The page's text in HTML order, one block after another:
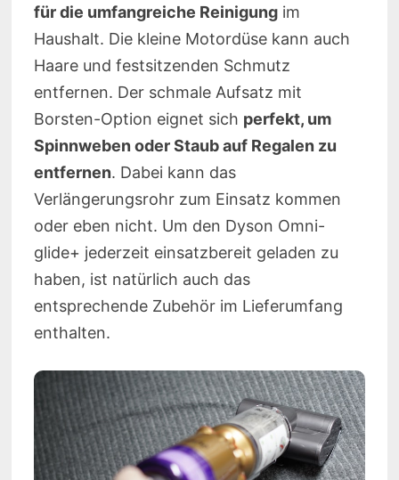
für die umfangreiche Reinigungim
Haushalt. Die kleine Motordüse kann auch
Haare und festsitzenden Schmutz
entfernen. Der schmale Aufsatz mit
Borsten-Option eignet sich perfekt, um
Spinnweben oder Staub auf Regalen zu
entfernen. Dabei kann das
Verlängerungsrohr zum Einsatz kommen
oder eben nicht. Um den Dyson Omni-
glide+ jederzeit einsatzbereit geladen zu
haben, ist natürlich auch das
entsprechende Zubehör im Lieferumfang
enthalten.